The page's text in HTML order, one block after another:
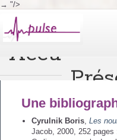
→ "/>
Aller
au
contenu
Accueil
Nos
Enquête
Une
Cyrulnik Boris, Les
Jacob, 2000, 252 pages